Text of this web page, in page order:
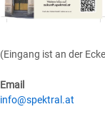
(Eingang ist an der
Email
info@spektral.at